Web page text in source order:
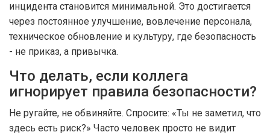
инцидента становится минимальной. Это достигается
через постоянное улучшение, вовлечение персонала,
техническое обновление и культуру, где безопасность
- не приказ, а привычка.
Что делать, если коллега
игнорирует правила безопасности?
Не ругайте, не обвиняйте. Спросите: «Ты не заметил, что
здесь есть риск?» Часто человек просто не видит